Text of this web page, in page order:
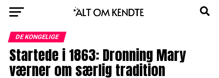
DE KONGELIGE
Startede i 1863: Dronning Mary
værner om særlig tradition